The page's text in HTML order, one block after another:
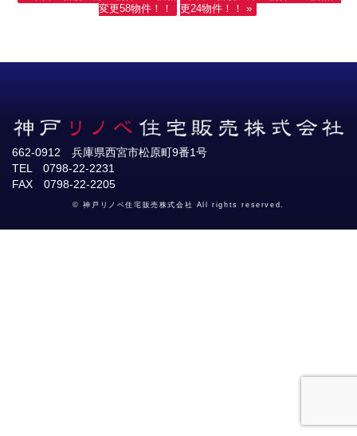
変更58物件！！
更24物件！！ »
662-0912 兵庫県西宮市松原町9番1号
TEL 0798-22-2231
FAX 0798-22-2205
© 神戸リノベ住宅販売株式会社 All rights reserved.